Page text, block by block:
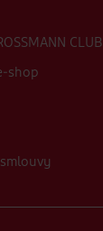
CLUB
shop